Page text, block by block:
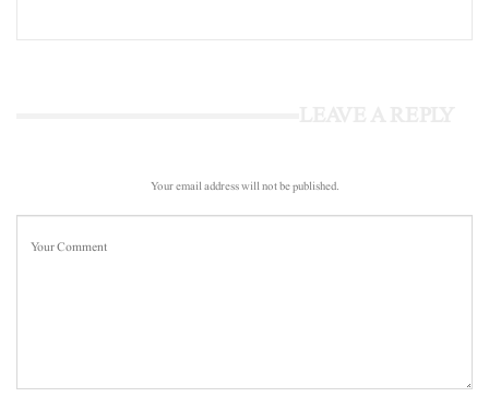
Your email address will not be published.